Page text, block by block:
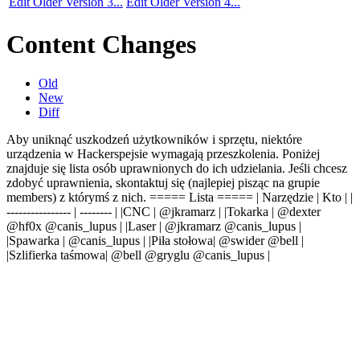
Content Changes
Old
New
Diff
Aby uniknąć uszkodzeń użytkowników i sprzętu, niektóre
urządzenia w Hackerspejsie wymagają przeszkolenia. Poniżej
znajduje się lista osób uprawnionych do ich udzielania. Jeśli chcesz
zdobyć uprawnienia, skontaktuj się (najlepiej pisząc na grupie
members) z którymś z nich. ===== Lista ===== | Narzędzie | Kto | |
---------------- | -------- | |CNC | @jkramarz | |Tokarka | @dexter
@hf0x @canis_lupus | |Laser | @jkramarz @canis_lupus |
|Spawarka | @canis_lupus | |Piła stołowa| @swider @bell |
|Szlifierka taśmowa| @bell @gryglu @canis_lupus |